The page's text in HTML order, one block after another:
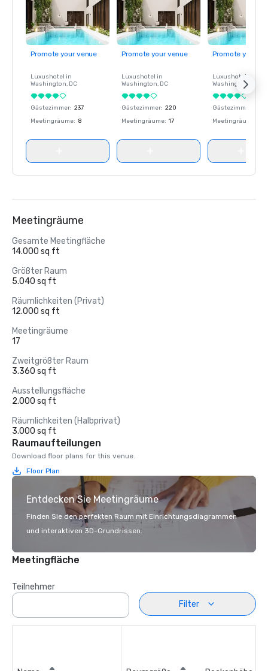
Promote your venue
Luxushotel in
Washington, DC
Gästezimmer: 237
Meetingräume: 8
Promote your venue
Luxushotel in
Washington, DC
Gästezimmer: 220
Meetingräume: 17
Promote your
Luxushotel in
Washington
Gästezimmer
Meetingräume
Meetingräume
Gesamte Meetingfläche
14.000 sq ft
Größter Raum
5.040 sq ft
Räumlichkeiten (Privat)
12.000 sq ft
Meetingräume
17
Zweitgrößter Raum
3.360 sq ft
Ausstellungsfläche
2.000 sq ft
Räumlichkeiten (Halbprivat)
3.000 sq ft
Raumaufteilungen
Download floor plans for this venue.
Floor Plan
Entdecken Sie Meetingräume
Finden Sie den perfekten Raum mit Einrichtungsdiagrammen
und interaktiven 3D-Grundrissen.
Meetingfläche
Teilnehmer
Filter